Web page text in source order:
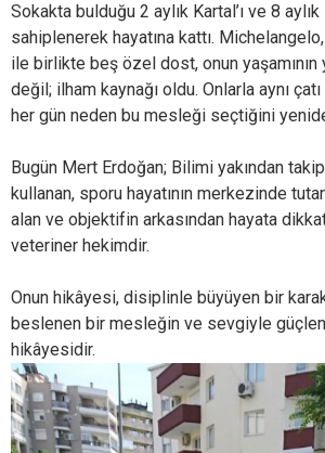
Sokakta bulduğu 2 aylık Kartal’ı ve 8 aylık
sahiplenerek hayatına kattı.
ile birlikte beş özel dost, onun yaşamının
değil; ilham kaynağı oldu. Onlarla aynı
her gün neden bu mesleği seçtiğini
Bugün Mert Erdoğan; Bilimi yakından
kullanan, sporu hayatının merkezinde
alan ve objektifin arkasından hayata
veteriner hekimdir.
Onun hikâyesi, disiplinle büyüyen bir
beslenen bir mesleğin ve sevgiyle
hikâyesidir.